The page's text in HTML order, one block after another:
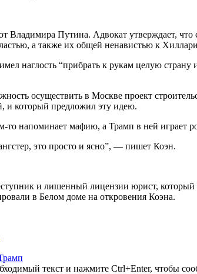
Владимира Путина. Адвокат утверждает,
а также их общей ненавистью к
наглость “прибрать к рукам целую
осуществить в Москве проект
и который предложил эту идею.
напоминает мафию, а Трамп в ней играет
это просто и ясно”, — пишет Коэн.
и лишенный лицензии юрист, который
в Белом доме на откровения Коэна.
текст и нажмите Ctrl+Enter, чтобы